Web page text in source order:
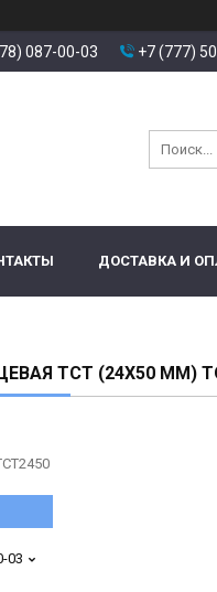
087-00-03 +7 (777)
ДОСТАВКА И
TCT (24X50 ММ)
03